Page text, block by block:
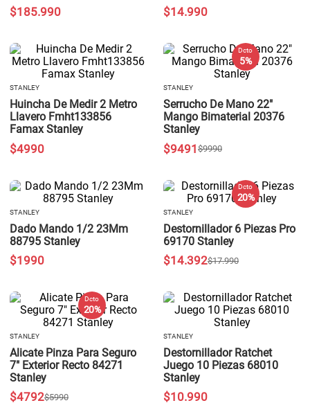
$185.990 $14.990
STANLEY
Huincha De Medir 2 Metro
Llavero Fmht133856
Famax Stanley
$4990
Dcto
5 %
STANLEY
Serrucho De Mano 22"
Mango Bimaterial 20376
Stanley
$9990
$9491
STANLEY
Dado Mando 1/2 23Mm
88795 Stanley
$1990
Dcto
20 %
STANLEY
Destornillador 6 Piezas Pro
69170 Stanley
$17.990
$14.392
Dcto
20 %
STANLEY
Alicate Pinza Para Seguro
7" Exterior Recto 84271
Stanley
$5990
$4792
STANLEY
Destornillador Ratchet
Juego 10 Piezas 68010
Stanley
$10.990